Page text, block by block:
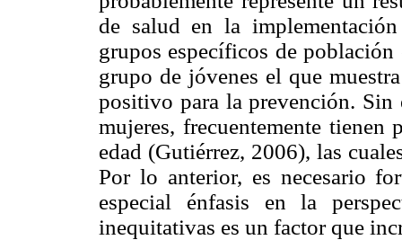
de salud en la
grupos específicos de
grupo de jóvenes el que
positivo para la prevención. Sin
mujeres, frecuentemente tienen
edad (Gutiérrez, 2006), las
Por lo anterior, es necesario
especial énfasis en la
inequitativas es un factor que